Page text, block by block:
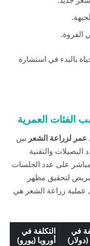
الفروة.
بالبدء في استشارة
الفئات العمرية
لزراعة الشعر بين
عدد البصيلات والتقنية
مباشر على عدد الجلسات
لتحقيق مظهر
, عملية زراعة الشعر هي
في
(دولار)
التكلفة في
أوروبا (يورو)